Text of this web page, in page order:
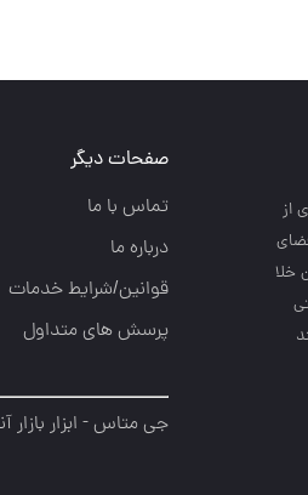
صفحات دیگر
تماس با ما
درباره ما
قوانین/شرایط خدمات
پرسش های متداول
جی متاس - ابزار بازار آنلاین